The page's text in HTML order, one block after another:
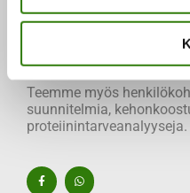
Herbalife-tuotteet
painonhallintaan kuin
liittyviä palveluita ja
kokemuksella.
Teemme myös
suunnitelmia,
proteiinintarveanalyyseja.